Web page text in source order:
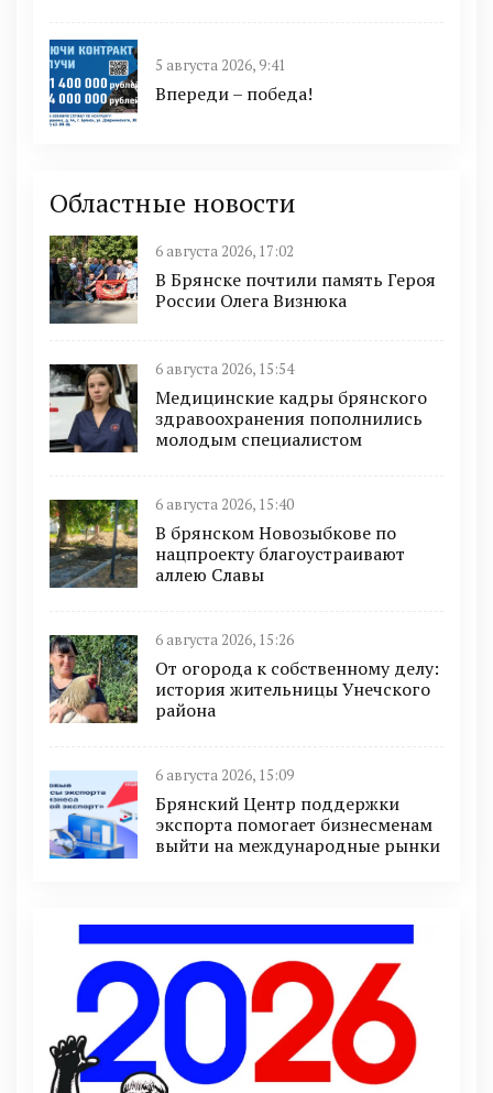
5 августа 2026, 9:41
Впереди – победа!
Областные новости
6 августа 2026, 17:02
В Брянске почтили память Героя
России Олега Визнюка
6 августа 2026, 15:54
Медицинские кадры брянского
здравоохранения пополнились
молодым специалистом
6 августа 2026, 15:40
В брянском Новозыбкове по
нацпроекту благоустраивают
аллею Славы
6 августа 2026, 15:26
От огорода к собственному делу:
история жительницы Унечского
района
6 августа 2026, 15:09
Брянский Центр поддержки
экспорта помогает бизнесменам
выйти на международные рынки